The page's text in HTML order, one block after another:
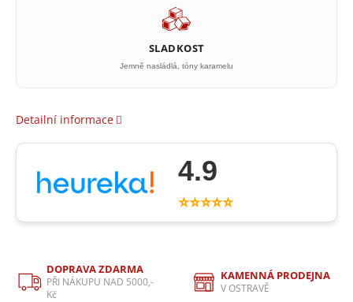
SLADKOST
Jemně nasládlá, tóny karamelu
Detailní informace
4.9
⭐⭐⭐⭐⭐
DOPRAVA ZDARMA
PŘI NÁKUPU NAD 5000,-
Kč
KAMENNÁ PRODEJNA
V OSTRAVĚ